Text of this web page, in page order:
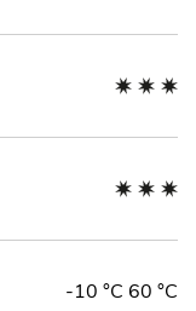
-10 °C 60 °C